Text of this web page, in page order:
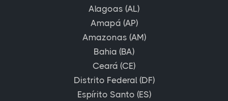
Alagoas (AL)
Amapá (AP)
Amazonas (AM)
Bahia (BA)
Ceará (CE)
Distrito Federal (DF)
Espírito Santo (ES)